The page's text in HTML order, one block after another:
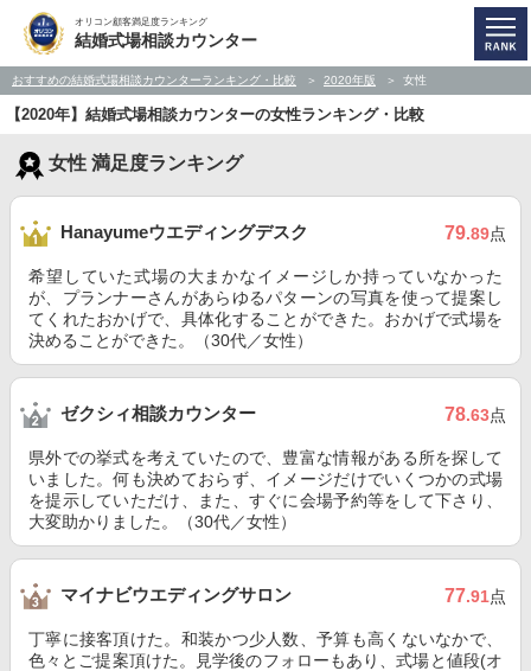
オリコン顧客満足度ランキング
結婚式場相談カウンター
おすすめの結婚式場相談カウンターランキング・比較 2020年版 女性
【2020年】結婚式場相談カウンターの女性ランキング・比較
女性 満足度ランキング
Hanayumeウエディングデスク 79.89点
希望していた式場の大まかなイメージしか持っていなかった
が、プランナーさんがあらゆるパターンの写真を使って提案し
てくれたおかげで、具体化することができた。おかげで式場を
決めることができた。（30代／女性）
ゼクシィ相談カウンター 78.63点
県外での挙式を考えていたので、豊富な情報がある所を探して
いました。何も決めておらず、イメージだけでいくつかの式場
を提示していただけ、また、すぐに会場予約等をして下さり、
大変助かりました。（30代／女性）
マイナビウエディングサロン 77.91点
丁寧に接客頂けた。和装かつ少人数、予算も高くないなかで、
色々とご提案頂けた。見学後のフォローもあり、式場と値段(オ